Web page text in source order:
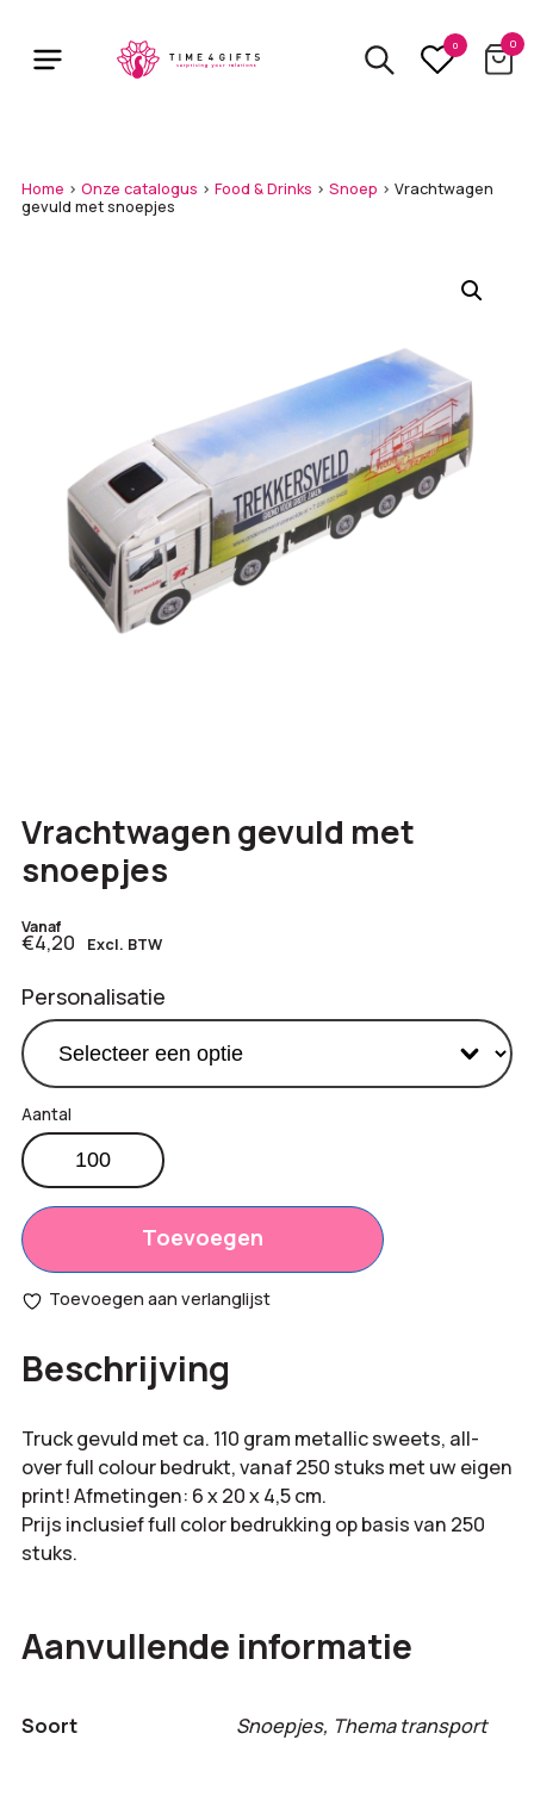
main
0 0
Home > Onze catalogus > Food & Drinks > Snoep > Vrachtwagen
gevuld met snoepjes
Vrachtwagen gevuld met
snoepjes
Vanaf
€4,20 Excl. BTW
Personalisatie
Productprijs:
Totaal
opties:
€0,00
totaal:
Vrachtwagen
gevuld
met
snoepjes
aantal
Toevoegen
Toevoegen aan verlanglijst
Beschrijving
Truck gevuld met ca. 110 gram metallic sweets, all-
over full colour bedrukt, vanaf 250 stuks met uw eigen
print! Afmetingen: 6 x 20 x 4,5 cm.
Prijs inclusief full color bedrukking op basis van 250
stuks.
Aanvullende informatie
Soort Snoepjes, Thema transport